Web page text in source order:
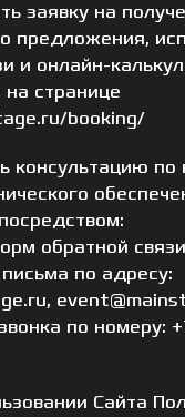
заявку на
предложения,
и онлайн-
странице
booking/
консультацию по
обратной
по адресу:
по номеру:
Сайта